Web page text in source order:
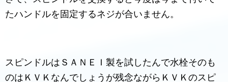
たハンドルを固定するネジが合いません。
スピンドルはＳＡＮＥＩ製を試したんで水栓そのも
のはＫＶＫなんでしょうが残念ながらＫＶＫのスピ